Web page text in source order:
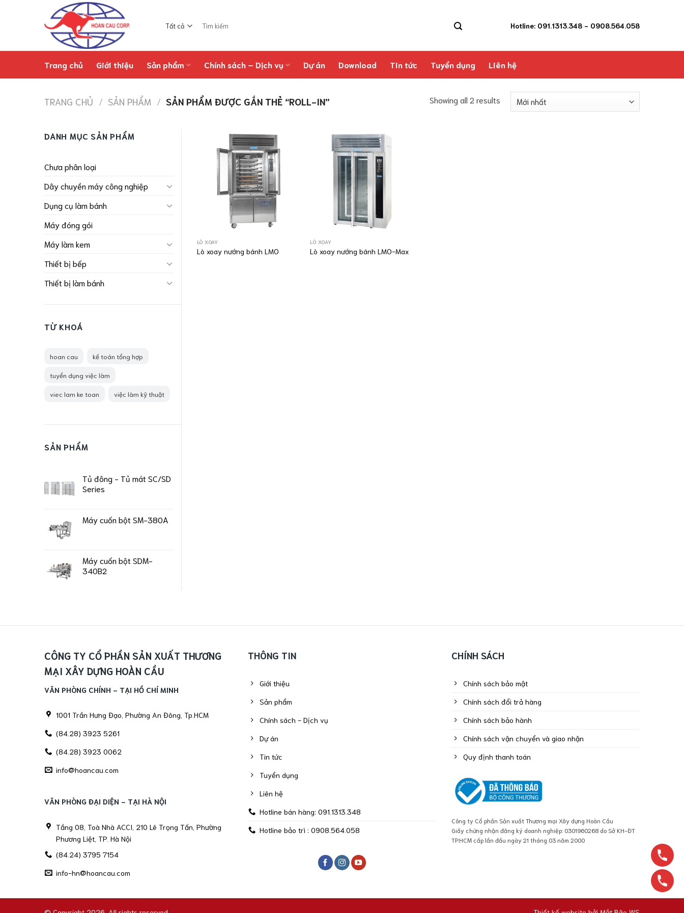
kiếm:
Hotline: 091.1313.348 - 0908.564.058
Trang chủ Giới thiệu Sản phẩm Chính sách – Dịch vụ Dự án Download Tin tức Tuyển dụng Liên hệ
TRANG CHỦ / SẢN PHẨM / SẢN PHẨM ĐƯỢC GẮN THẺ “ROLL-IN” Showing all 2 results
DANH MỤC SẢN PHẨM
Chưa phân loại
Dây chuyền máy công nghiệp
Dụng cụ làm bánh
Máy đóng gói
Máy làm kem
Thiết bị bếp
Thiết bị làm bánh
TỪ KHOÁ
hoan cau kế toán tổng hợp
tuyển dụng việc làm
viec lam ke toan việc làm kỹ thuật
SẢN PHẨM
Tủ đông - Tủ mát SC/SD
Series
Máy cuốn bột SM-380A
Máy cuốn bột SDM-
340B2
LÒ XOAY
Lò xoay nướng bánh LMO
LÒ XOAY
Lò xoay nướng bánh LMO-Max
CÔNG TY CỔ PHẦN SẢN XUẤT THƯƠNG
MẠI XÂY DỰNG HOÀN CẦU
VĂN PHÒNG CHÍNH - TẠI HỒ CHÍ MINH
1001 Trần Hưng Đạo, Phường An Đông, Tp.HCM
(84.28) 3923 5261
(84.28) 3923 0062
info@hoancau.com
VĂN PHÒNG ĐẠI DIỆN - TẠI HÀ NỘI
Tầng 08, Toà Nhà ACCI, 210 Lê Trọng Tấn, Phường
Phương Liệt, TP. Hà Nội
(84.24) 3795 7154
info-hn@hoancau.com
THÔNG TIN
Giới thiệu
Sản phẩm
Chính sách - Dịch vụ
Dự án
Tin tức
Tuyển dụng
Liên hệ
Hotline bán hàng: 091.1313.348
Hotline bảo trì : 0908.564.058
CHÍNH SÁCH
Chính sách bảo mật
Chính sách đổi trả hàng
Chính sách bảo hành
Chính sách vận chuyển và giao nhận
Quy định thanh toán
Công ty Cổ phần Sản xuất Thương mại Xây dựng Hoàn Cầu
Giấy chứng nhận đăng ký doanh nghiệp: 0301960268 do Sở KH-ĐT
TP.HCM cấp lần đầu ngày 21 tháng 03 năm 2000